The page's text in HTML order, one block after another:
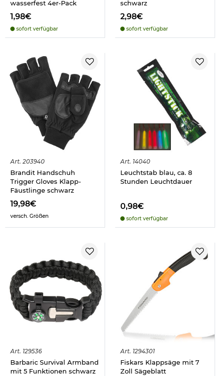
wasserfest 4er-Pack
1,98€
sofort verfügbar
schwarz
2,98€
sofort verfügbar
Art. 203940
Brandit Handschuh
Trigger Gloves Klapp-
Fäustlinge schwarz
19,98€
versch. Größen
Art. 14040
Leuchtstab blau, ca. 8
Stunden Leuchtdauer
0,98€
sofort verfügbar
Art. 129536
Barbaric Survival Armband
mit 5 Funktionen schwarz
Art. 1294301
Fiskars Klappsäge mit 7
Zoll Sägeblatt